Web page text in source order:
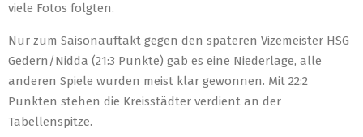
viele Fotos folgten.
Nur zum Saisonauftakt gegen den späteren Vizemeister HSG
Gedern/Nidda (21:3 Punkte) gab es eine Niederlage, alle
anderen Spiele wurden meist klar gewonnen. Mit 22:2
Punkten stehen die Kreisstädter verdient an der
Tabellenspitze.